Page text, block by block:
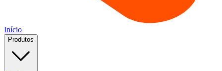
Início
Produtos